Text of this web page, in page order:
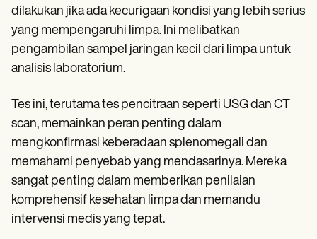
dilakukan jika ada kecurigaan kondisi yang lebih serius
yang mempengaruhi limpa. Ini melibatkan
pengambilan sampel jaringan kecil dari limpa untuk
analisis laboratorium.
Tes ini, terutama tes pencitraan seperti USG dan CT
scan, memainkan peran penting dalam
mengkonfirmasi keberadaan splenomegali dan
memahami penyebab yang mendasarinya. Mereka
sangat penting dalam memberikan penilaian
komprehensif kesehatan limpa dan memandu
intervensi medis yang tepat.